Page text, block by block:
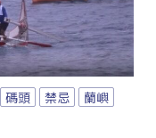
碼頭 禁忌
蘭嶼